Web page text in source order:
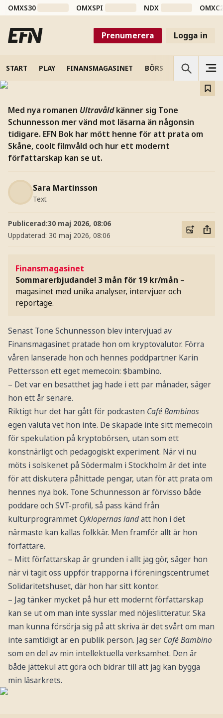
OMXS30 OMXSPI NDX
Prenumerera Logga in
START PLAY FINANSMAGASINET BÖRS VETENSKAP
– Tone Schunnesson släpper
ny roman
Författaren Tone Schunnesson är aktuell med nya
romanen Ultravåld.
Med nya romanen Ultravåldkänner sig Tone
Schunnesson mer vänd mot läsarna än någonsin
tidigare. EFN Bok har mött henne för att prata om
Skåne, coolt filmvåld och hur ett modernt
författarskap kan se ut.
Sara Martinsson
Text
Publicerad:30 maj 2026, 08:06
Uppdaterad: 30 maj 2026, 08:06
Finansmagasinet
Sommarerbjudande! 3 mån för 19 kr/mån –
magasinet med unika analyser, intervjuer och
reportage.
Senast Tone Schunnesson blev intervjuad av
Finansmagasinet pratade hon om kryptovalutor. Förra
våren lanserade hon och hennes poddpartner Karin
Pettersson ett eget memecoin: $bambino.
– Det var en besatthet jag hade i ett par månader, säger
hon ett år senare.
Riktigt hur det har gått för podcasten Café Bambinos
egen valuta vet hon inte. De skapade inte sitt memecoin
för spekulation på kryptobörsen, utan som ett
konstnärligt och pedagogiskt experiment. När vi nu
möts i solskenet på Södermalm i Stockholm är det inte
för att diskutera påhittade pengar, utan för att prata om
hennes nya bok. Tone Schunnesson är förvisso både
poddare och SVT-profil, så pass känd från
kulturprogrammet Cyklopernas landatt hon i det
närmaste kan kallas folkkär. Men framför allt är hon
författare.
– Mitt författarskap är grunden i allt jag gör, säger hon
när vi tagit oss uppför trapporna i föreningscentrumet
Solidaritetshuset, där hon har sitt kontor.
– Jag tänker mycket på hur ett modernt författarskap
kan se ut om man inte sysslar med nöjeslitteratur. Ska
man kunna försörja sig på att skriva är det svårt om man
inte samtidigt är en publik person. Jag ser Café Bambino
som en del av min intellektuella verksamhet. Den är
både jättekul att göra och bidrar till att jag kan bygga
min läsarkrets.